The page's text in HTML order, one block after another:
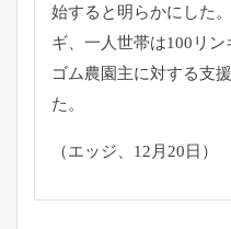
始すると 明らかにした
ギ、 一人世帯は100リン
ゴム農園主に対する支
た。
（エッジ、12月20日）